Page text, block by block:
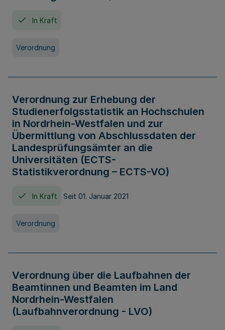
In Kraft
Verordnung
Verordnung zur Erhebung der
Studienerfolgsstatistik an Hochschulen
in Nordrhein-Westfalen und zur
Übermittlung von Abschlussdaten der
Landesprüfungsämter an die
Universitäten (ECTS-
Statistikverordnung – ECTS-VO)
In Kraft Seit 01. Januar 2021
Verordnung
Verordnung über die Laufbahnen der
Beamtinnen und Beamten im Land
Nordrhein-Westfalen
(Laufbahnverordnung - LVO)